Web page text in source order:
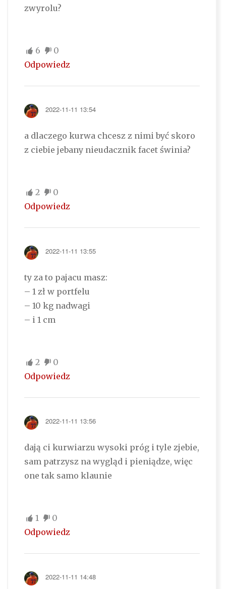
zwyrolu?
6
0
Odpowiedz
2022-11-11 13:54
a dlaczego kurwa chcesz z nimi być skoro
z ciebie jebany nieudacznik facet świnia?
2
0
Odpowiedz
2022-11-11 13:55
ty za to pajacu masz:
– 1 zł w portfelu
– 10 kg nadwagi
– i 1 cm
2
0
Odpowiedz
2022-11-11 13:56
dają ci kurwiarzu wysoki próg i tyle zjebie,
sam patrzysz na wygląd i pieniądze, więc
one tak samo klaunie
1
0
Odpowiedz
2022-11-11 14:48